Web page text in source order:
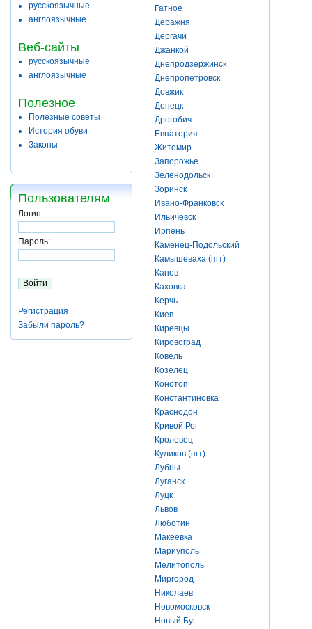
русскоязычные
англоязычные
Веб-сайты
русскоязычные
англоязычные
Полезное
Полезные советы
История обуви
Законы
Пользователям
Логин:
Пароль:
Регистрация
Забыли пароль?
Гатное
Деражня
Дергачи
Джанкой
Днепродзержинск
Днепропетровск
Довжик
Донецк
Дрогобич
Евпатория
Житомир
Запорожье
Зеленодольск
Зоринск
Ивано-Франковск
Ильичевск
Ирпень
Каменец-Подольский
Камышеваха (пгт)
Канев
Каховка
Керчь
Киев
Киревцы
Кировоград
Ковель
Козелец
Конотоп
Константиновка
Краснодон
Кривой Рог
Кролевец
Куликов (пгт)
Лубны
Луганск
Луцк
Львов
Люботин
Макеевка
Мариуполь
Мелитополь
Миргород
Николаев
Новомосковск
Новый Буг